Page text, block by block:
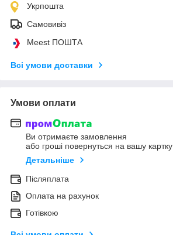
Укрпошта
Самовивіз
Meest ПОШТА
Всі умови доставки
Умови оплати
Ви отримаєте замовлення
або гроші повернуться на вашу картку
Детальніше
Післяплата
Оплата на рахунок
Готівкою